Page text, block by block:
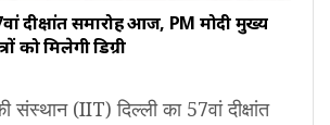
दीक्षांत समारोह आज, PM मोदी मुख्य
को मिलेगी डिग्री
संस्थान (IIT) दिल्ली का 57वां दीक्षांत